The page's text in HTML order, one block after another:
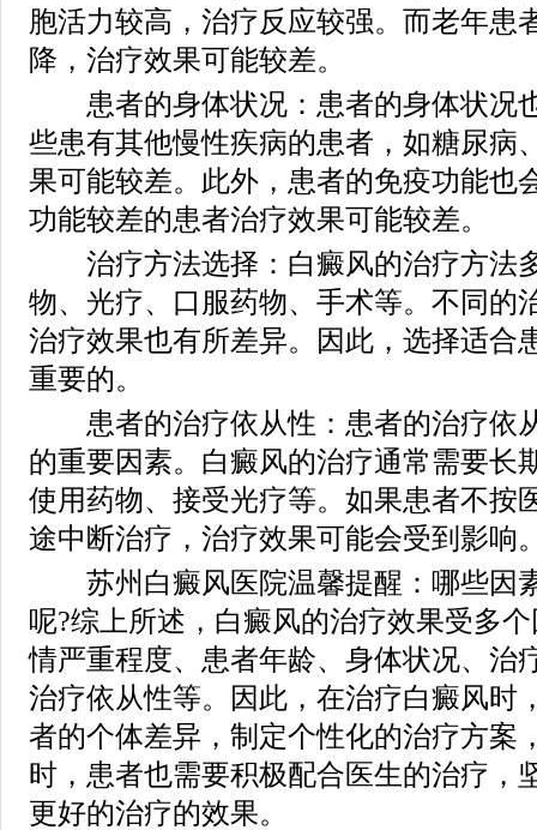
胞活力较高，治疗反应较强。而老年患
降，治疗效果可能较差。
患者的身体状况：患者的身体状况
些患有其他慢性疾病的患者，如糖尿病
果可能较差。此外，患者的免疫功能也
功能较差的患者治疗效果可能较差。
治疗方法选择：白癜风的治疗方法
物、光疗、口服药物、手术等。不同的
治疗效果也有所差异。因此，选择适合
重要的。
患者的治疗依从性：患者的治疗依
的重要因素。白癜风的治疗通常需要长
使用药物、接受光疗等。如果患者不按
途中断治疗，治疗效果可能会受到影响
苏州白癜风医院温馨提醒：哪些因
呢?综上所述，白癜风的治疗效果受多
情严重程度、患者年龄、身体状况、治
治疗依从性等。因此，在治疗白癜风时
者的个体差异，制定个性化的治疗方案
时，患者也需要积极配合医生的治疗，
更好的治疗的效果。